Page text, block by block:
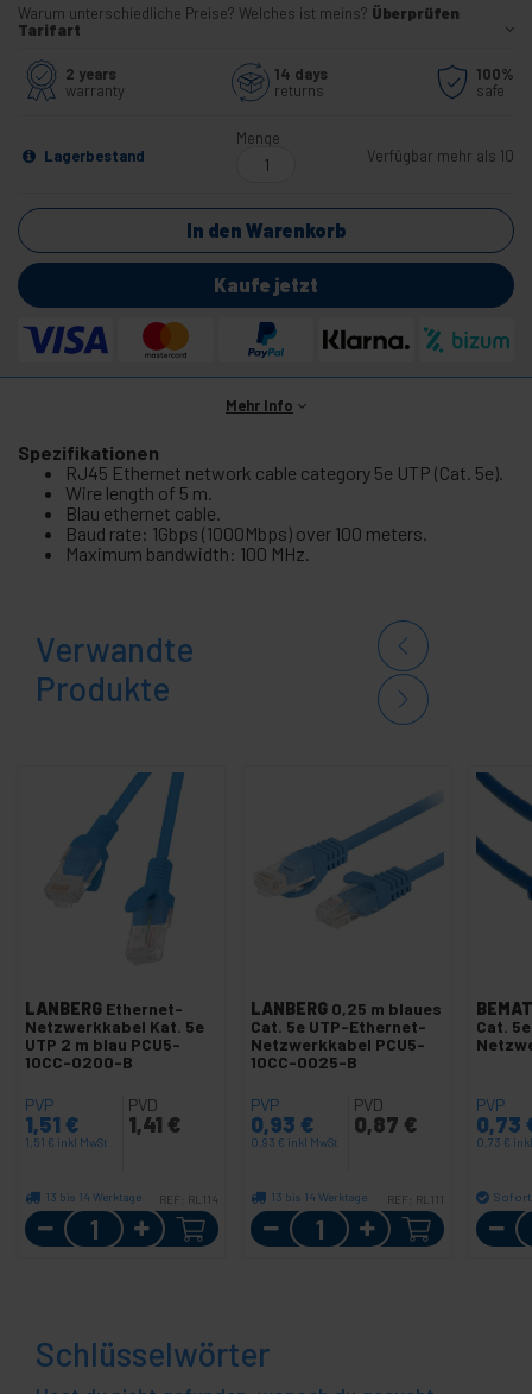
Warum unterschiedliche Preise? Welches ist meins? Überprüfen
Tarifart
2 years
warranty
14 days
returns
100%
safe
Lagerbestand
Menge
Verfügbar mehr als 10
In den Warenkorb
Kaufe jetzt
Mehr Info
Spezifikationen
RJ45 Ethernet network cable category 5e UTP (Cat. 5e).
Wire length of 5 m.
Blau ethernet cable.
Baud rate: 1Gbps (1000Mbps) over 100 meters.
Maximum bandwidth: 100 MHz.
Verwandte
Produkte
LANBERG Ethernet-
Netzwerkkabel Kat. 5e
UTP 2 m blau PCU5-
10CC-0200-B
PVP
1,51 €
1,51 € inkl MwSt
PVD
1,41 €
13 bis 14 Werktage REF: RL114
Menge
LANBERG 0,25 m blaues
Cat. 5e UTP-Ethernet-
Netzwerkkabel PCU5-
10CC-0025-B
PVP
0,93 €
0,93 € inkl MwSt
PVD
0,87 €
13 bis 14 Werktage REF: RL111
Menge
Cat.
PVP
0,73
0,73 €
Schlüsselwörter